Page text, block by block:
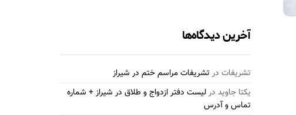
آخرین دیدگاه‌ها
تشریفات در تشریفات مراسم ختم در شیراز
یکتا جاوید درلیست دفتر ازدواج و طلاق در شیراز + شماره
تماس و آدرس